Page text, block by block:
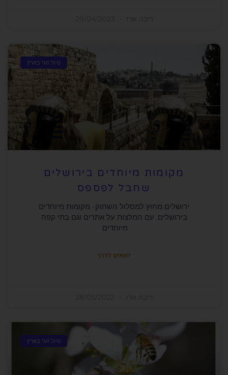
טיול זוגי בארץ
מקומות מיוחדים בירושלים
שחבל לפספס
ירושלים מחוץ למסלול השחוק- מקומות מיוחדים
בירושלים, עם המלצות על אתרים וגם בתי קפה
מיוחדים.
יוצאים לדרך
טיול זוגי בארץ